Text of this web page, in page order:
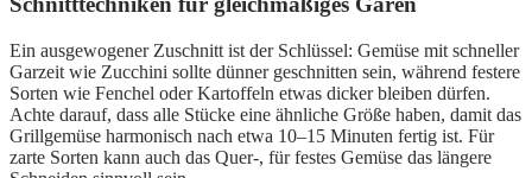
Ein ausgewogener Zuschnitt ist der Schlüssel: Gemüse mit schneller
Garzeit wie Zucchini sollte dünner geschnitten sein, während festere
Sorten wie Fenchel oder Kartoffeln etwas dicker bleiben dürfen.
Achte darauf, dass alle Stücke eine ähnliche Größe haben, damit das
Grillgemüse harmonisch nach etwa 10–15 Minuten fertig ist. Für
zarte Sorten kann auch das Quer-, für festes Gemüse das längere